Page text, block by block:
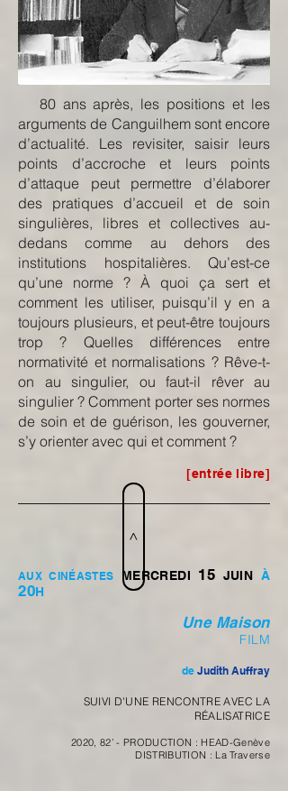
80 ans après, les positions et les
arguments de Canguilhem sont encore
d’actualité. Les revisiter, saisir leurs
points d’accroche et leurs points
d’attaque peut permettre d’élaborer
des pratiques d’accueil et de soin
singulières, libres et collectives au-
dedans comme au dehors des
institutions hospitalières. Qu’est-ce
qu’une norme ? À quoi ça sert et
comment les utiliser, puisqu’il y en a
toujours plusieurs, et peut-être toujours
trop ? Quelles différences entre
normativité et normalisations ? Rêve-t-
on au singulier, ou faut-il rêver au
singulier ? Comment porter ses normes
de soin et de guérison, les gouverner,
s’y orienter avec qui et comment ?
[entrée libre]
>
AUX CINÉASTES MERCREDI 15 JUIN À
20H
Une Maison
FILM
de Judith Auffray
SUIVI D'UNE RENCONTRE AVEC LA
RÉALISATRICE
2020, 82’ - PRODUCTION : HEAD-Genève
DISTRIBUTION : La Traverse